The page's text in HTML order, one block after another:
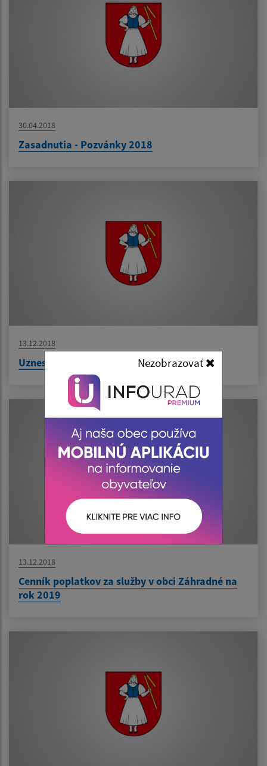
Nezobrazovať
30.04.2018
Zasadnutia - Pozvánky 2018
13.12.2018
Uznesenia za rok 2018
13.12.2018
Cenník poplatkov za služby v obci Záhradné na
rok 2019